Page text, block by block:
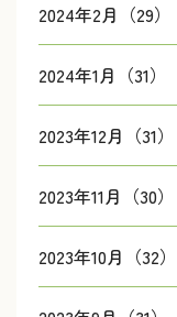
2024年2月（29）
2024年1月（31）
2023年12月（31）
2023年11月（30）
2023年10月（32）